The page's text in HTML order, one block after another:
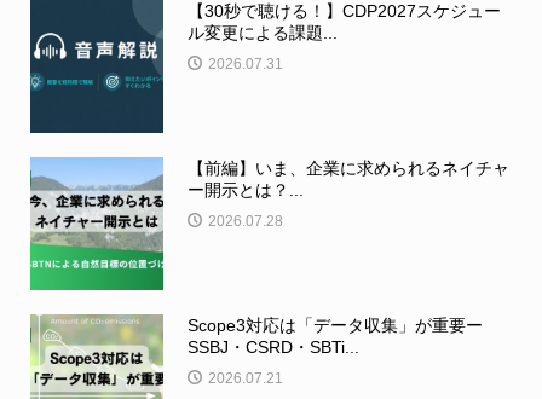
【30秒で聴ける！】CDP2027スケジュー
ル変更による課題...
2026.07.31
【前編】いま、企業に求められるネイチャ
ー開示とは？...
2026.07.28
Scope3対応は「データ収集」が重要ー
SSBJ・CSRD・SBTi...
2026.07.21